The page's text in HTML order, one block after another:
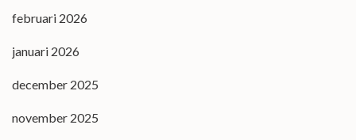
februari 2026
januari 2026
december 2025
november 2025